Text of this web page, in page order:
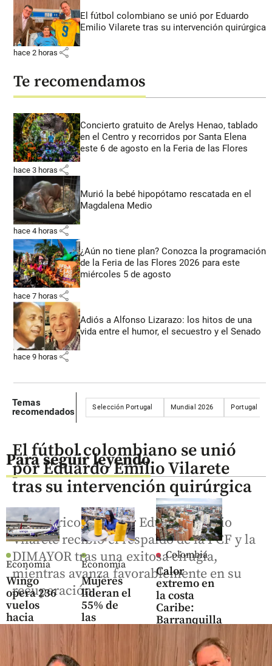
El fútbol colombiano se unió por Eduardo
Emilio Vilarete tras su intervención quirúrgica
hace 2 horas share
Te recomendamos
Concierto gratuito de Arelys Henao, tablado
en el Centro y recorridos por Santa Elena
este 6 de agosto en la Feria de las Flores
hace 3 horas share
Murió la bebé hipopótamo rescatada en el
Magdalena Medio
hace 4 horas share
¿Aún no tiene plan? Conozca la programación
de la Feria de las Flores 2026 para este
miércoles 5 de agosto
hace 7 horas share
Adiós a Alfonso Lizarazo: los hitos de una
vida entre el humor, el secuestro y el Senado
hace 9 horas share
Temas
recomendados
Selección Portugal Mundial 2026 Portugal
Para seguir leyendo
Economía
Wingo
opera 236
vuelos
hacia
Medellín
por la
Feria de
Economía
Mujeres
lideran el
55% de
las
MiPymes
en
Colombia,
Colombia
Calor
extremo en
la costa
Caribe:
Barranquilla
alcanza los
35°C y
aumenta el
El fútbol colombiano se unió
por Eduardo Emilio Vilarete
tras su intervención quirúrgica
El histórico goleador Eduardo Emilio
Vilarete recibió el respaldo de la FCF y la
DIMAYOR tras una exitosa cirugía,
mientras avanza favorablemente en su
recuperación.